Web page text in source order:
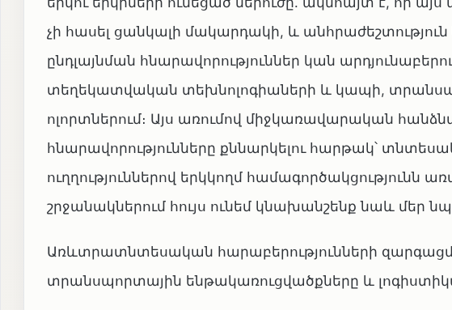
չի հասել ցանկալի մակարդակի, և անհրաժեշտություն
ընդլայնման հնարավորություններ կան
տեղեկատվական տեխնոլոգիաների և կապի,
ոլորտներում։ Այս առումով միջկառավարական
հնարավորությունները քննարկելու հարթակ՝
ուղղություններով երկկողմ համագործակցությունն
շրջանակներում հույս ունեմ կնախանշենք նաև մեր
Առևտրատնտեսական հարաբերությունների
տրանսպորտային ենթակառուցվածքները և